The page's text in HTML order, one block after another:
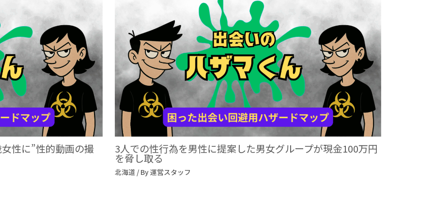
性に”性的動画の撮 3人での性行為を男性に提案した男女グループが現金100万円
を脅し取る
北海道/ By運営スタッフ